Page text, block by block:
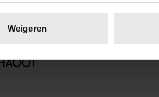
identificeren door het actief te
op elk moment wijzigen of intrekken in
cookies om content en advertenties
Weigeren